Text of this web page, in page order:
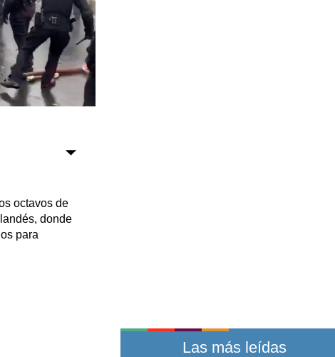
octavos de
donde
para
Las más leídas